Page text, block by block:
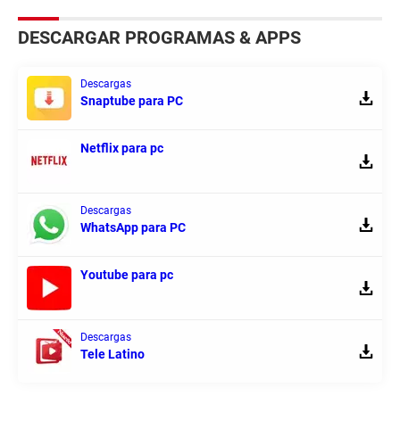
DESCARGAR PROGRAMAS & APPS
Descargas
Snaptube para PC
Netflix para pc
Descargas
WhatsApp para PC
Youtube para pc
Descargas
Tele Latino